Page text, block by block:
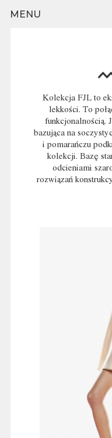
Przejdź do treści
MENU
Kolekcja FJL to
lekkości. To
funkcjonalnością.
bazująca na
i pomarańczu
kolekcji. Bazę
odcieniami
rozwiązań